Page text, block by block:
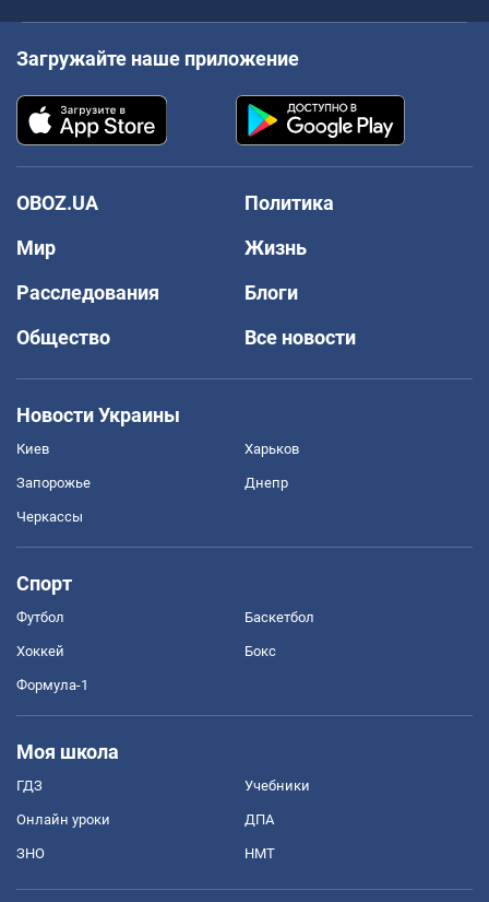
Загружайте наше приложение
OBOZ.UA
Политика
Мир
Жизнь
Расследования
Блоги
Общество
Все новости
Новости Украины
Киев Харьков
Запорожье Днепр
Черкассы
Спорт
Футбол Баскетбол
Хоккей Бокс
Формула-1
Моя школа
ГДЗ Учебники
Онлайн уроки ДПА
ЗНО НМТ